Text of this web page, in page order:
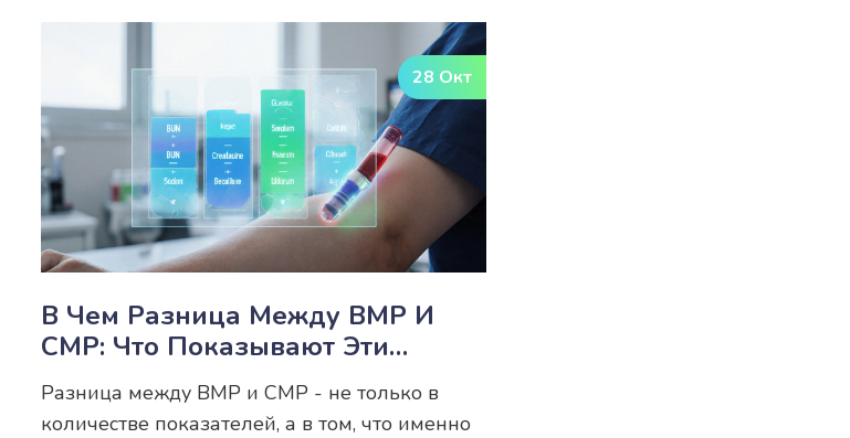
28 Окт
В Чем Разница Между BMP И
CMP: Что Показывают Эти
Анализы И Когда Их Назначают
Разница между BMP и CMP - не только в
количестве показателей, а в том, что именно